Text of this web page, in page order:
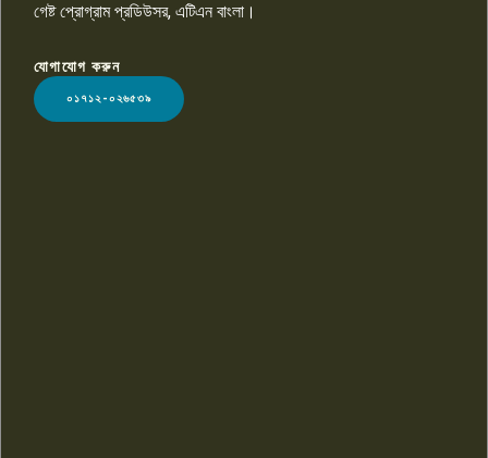
LOGO
গেষ্ট প্রোগ্রাম প্রডিউসর, এটিএন বাংলা।
যোগাযোগ করুন
০১৭১২-০২৬৫৩৯